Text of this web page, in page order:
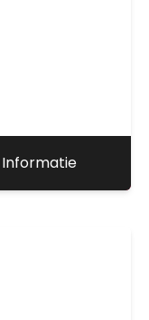
Informatie